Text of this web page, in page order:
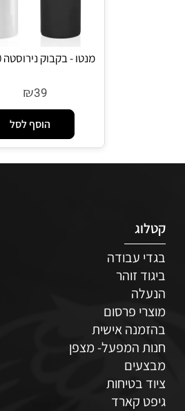
מנטו - בקבוק נירוסטה 750 מ"ל
₪39
הוסף לסל
קטלוג
בגדי עבודה
ביגוד זוהר
הנעלה
מוצרי פרסום
בהזמנה אישית
חנות המפעל- מצפן
מבצעים
ציוד בטיחות
גיפט קארד